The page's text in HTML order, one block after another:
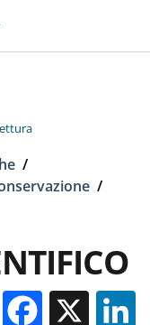
SWITCHER:
/
/
X